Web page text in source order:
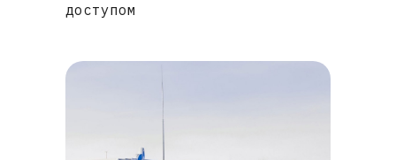
доступом